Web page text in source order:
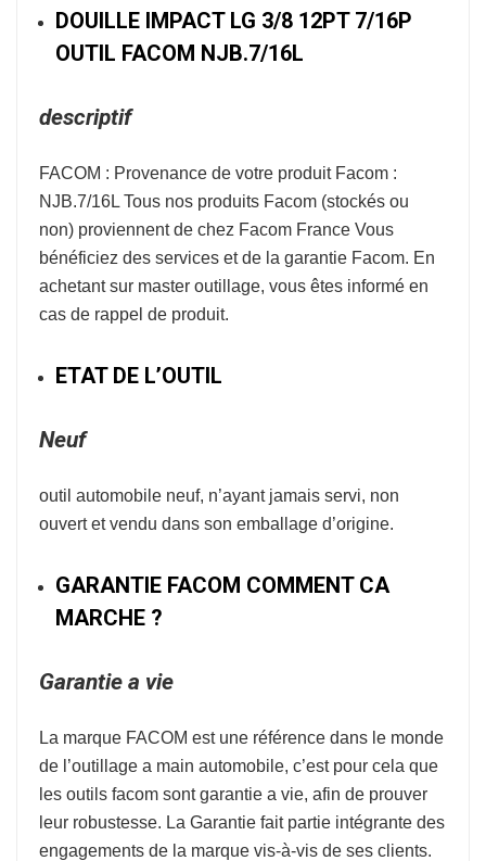
DOUILLE IMPACT LG 3/8 12PT 7/16P
OUTIL FACOM NJB.7/16L
descriptif
FACOM : Provenance de votre produit Facom :
NJB.7/16L Tous nos produits Facom (stockés ou
non) proviennent de chez Facom France Vous
bénéficiez des services et de la garantie Facom. En
achetant sur master outillage, vous êtes informé en
cas de rappel de produit.
ETAT DE L’OUTIL
Neuf
outil automobile neuf, n’ayant jamais servi, non
ouvert et vendu dans son emballage d’origine.
GARANTIE FACOM COMMENT CA
MARCHE ?
Garantie a vie
La marque FACOM est une référence dans le monde
de l’outillage a main automobile, c’est pour cela que
les outils facom sont garantie a vie, afin de prouver
leur robustesse. La Garantie fait partie intégrante des
engagements de la marque vis-à-vis de ses clients.